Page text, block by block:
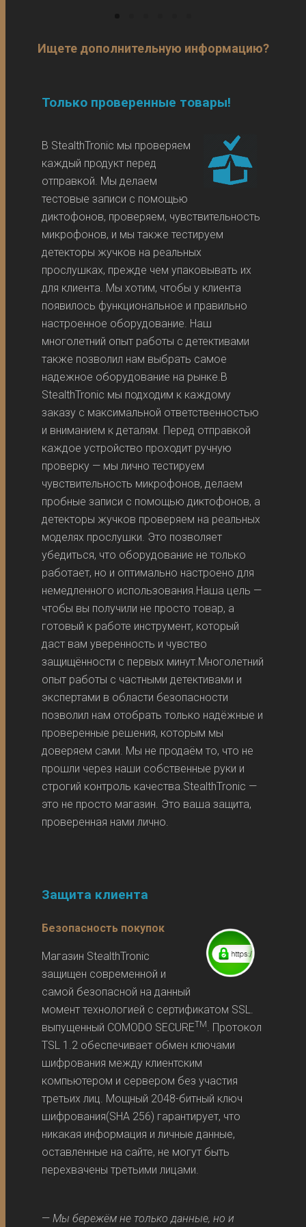
Ищете дополнительную информацию?
Только проверенные товары!
В StealthTronic мы проверяем
каждый продукт перед
отправкой. Мы делаем
тестовые записи с помощью
диктофонов, проверяем, чувствительность
микрофонов, и мы также тестируем
детекторы жучков на реальных
прослушках, прежде чем упаковывать их
для клиента. Мы хотим, чтобы у клиента
появилось функциональное и правильно
настроенное оборудование. Наш
многолетний опыт работы с детективами
также позволил нам выбрать самое
надежное оборудование на рынке.В
StealthTronic мы подходим к каждому
заказу с максимальной ответственностью
и вниманием к деталям. Перед отправкой
каждое устройство проходит ручную
проверку — мы лично тестируем
чувствительность микрофонов, делаем
пробные записи с помощью диктофонов, а
детекторы жучков проверяем на реальных
моделях прослушки. Это позволяет
убедиться, что оборудование не только
работает, но и оптимально настроено для
немедленного использования.Наша цель —
чтобы вы получили не просто товар, а
готовый к работе инструмент, который
даст вам уверенность и чувство
защищённости с первых минут.Многолетний
опыт работы с частными детективами и
экспертами в области безопасности
позволил нам отобрать только надёжные и
проверенные решения, которым мы
доверяем сами. Мы не продаём то, что не
прошли через наши собственные руки и
строгий контроль качества.StealthTronic —
это не просто магазин. Это ваша защита,
проверенная нами лично.
Защита клиента
Безопасность покупок
Магазин StealthTronic
защищен современной и
самой безопасной на данный
момент технологией с сертификатом SSL.
выпущенный COMODO SECURETM
. Протокол
TSL 1.2 обеспечивает обмен ключами
шифрования между клиентским
компьютером и сервером без участия
третьих лиц. Мощный 2048-битный ключ
шифрования(SHA 256) гарантирует, что
никакая информация и личные данные,
оставленные на сайте, не могут быть
перехвачены третьими лицами.
—Мы бережём не только данные, но и